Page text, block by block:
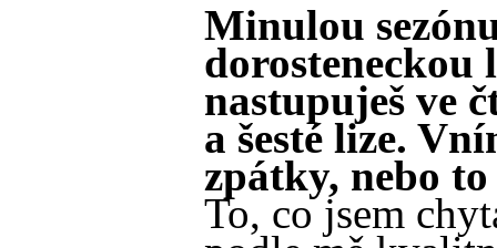
Minulou
dorosteneckou
nastupuješ ve
a šesté lize.
zpátky, nebo
To, co jsem